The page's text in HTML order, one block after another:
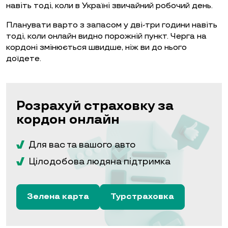
навіть тоді, коли в Україні звичайний робочий день.
Планувати варто з запасом у дві-три години навіть
тоді, коли онлайн видно порожній пункт. Черга на
кордоні змінюється швидше, ніж ви до нього
доїдете.
Розрахуй страховку за
кордон онлайн
Для вас та вашого авто
Цілодобова людяна підтримка
Зелена карта Турстраховка